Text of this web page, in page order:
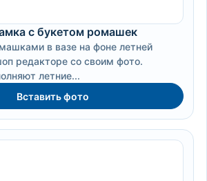
с букетом ромашек
в вазе на фоне летней
редакторе со своим фото.
летние...
Вставить фото